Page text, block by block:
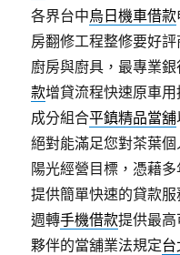
各界台中烏日機車借款
房翻修工程整修要好評
廚房與廚具，最專業
款增貸流程快速原車
成分組合平鎮精品當舖
絕對能滿足您對茶葉
陽光經營目標，憑藉
提供簡單快速的貸款
週轉手機借款提供最
夥伴的當舖業法規定